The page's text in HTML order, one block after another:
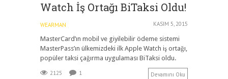
Watch İş Ortağı BiTaksi Oldu!
WEARMAN KASIM 5, 2015
MasterCard’ın mobil ve giyilebilir ödeme sistemi
MasterPass’ın ülkemizdeki ilk Apple Watch iş ortağı,
popüler taksi çağırma uygulaması BiTaksi oldu.
2125 1 Devamını Oku